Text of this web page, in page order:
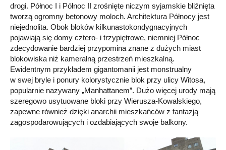
drogi. Północ I i Północ II zrośnięte niczym syjamskie bliźnięta
tworzą ogromny betonowy moloch. Architektura Północy jest
niejednolita. Obok bloków kilkunastokondygnacyjnych
pojawiają się domy cztero- i trzypiętrowe, niemniej Północ
zdecydowanie bardziej przypomina znane z dużych miast
blokowiska niż kameralną przestrzeń mieszkalną.
Ewidentnym przykładem gigantomanii jest monstrualny
w swej bryle i ponury kolorystycznie blok przy ulicy Witosa,
popularnie nazywany „Manhattanem”. Dużo więcej urody mają
szeregowo usytuowane bloki przy Wierusza-Kowalskiego,
zapewne również dzięki anarchii mieszkańców z fantazją
zagospodarowujących i ozdabiających swoje balkony.